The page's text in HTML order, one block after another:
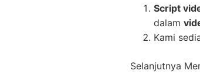
Script
dalam
Kami
Selanjutnya